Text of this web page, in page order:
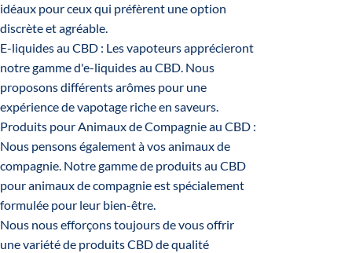
idéaux pour ceux qui préfèrent une option
discrète et agréable.
E-liquides au CBD : Les vapoteurs apprécieront
notre gamme d'e-liquides au CBD. Nous
proposons différents arômes pour une
expérience de vapotage riche en saveurs.
Produits pour Animaux de Compagnie au CBD :
Nous pensons également à vos animaux de
compagnie. Notre gamme de produits au CBD
pour animaux de compagnie est spécialement
formulée pour leur bien-être.
Nous nous efforçons toujours de vous offrir
une variété de produits CBD de qualité